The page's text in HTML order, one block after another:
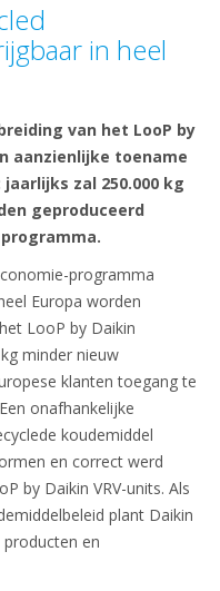
in heel
van het LooP by
aanzienlijke toename
zal 250.000 kg
geproduceerd
programma
Europa worden
LooP by Daikin
minder nieuw
klanten toegang te
onafhankelijke
koudemiddel
en correct werd
by Daikin VRV-units. Als
plant Daikin
en